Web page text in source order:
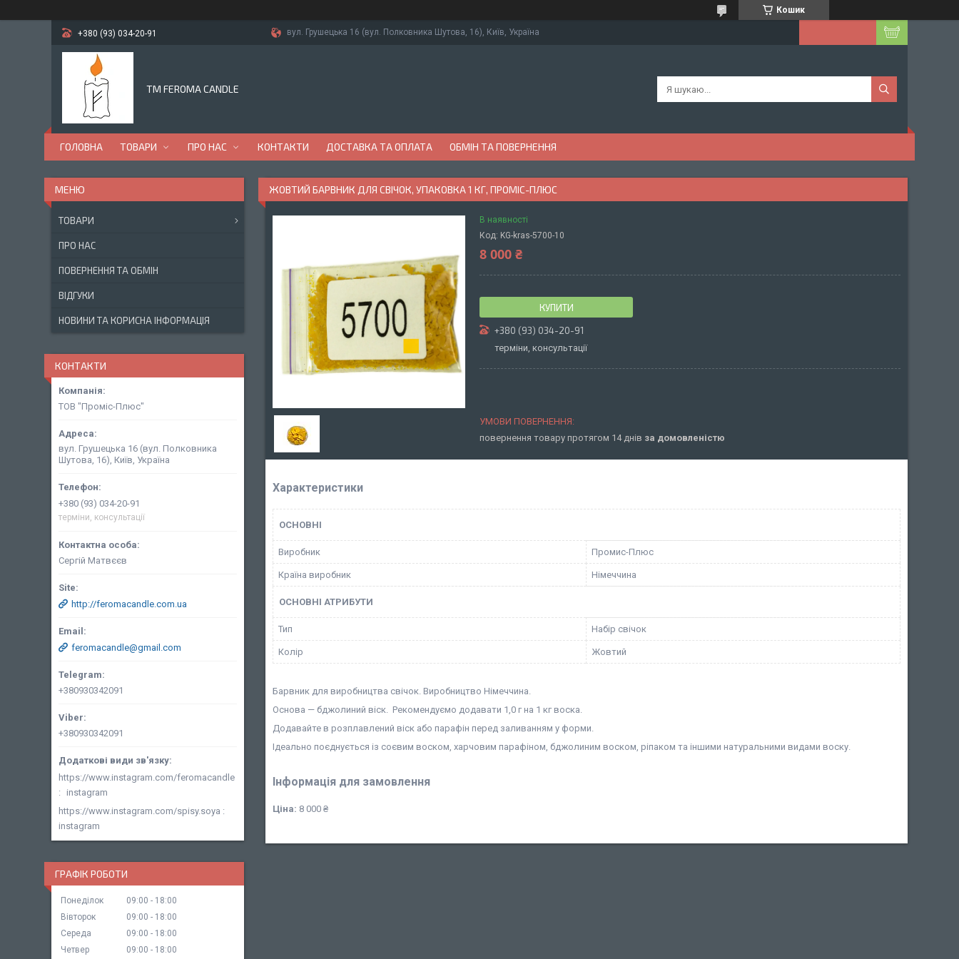
Кошик
+380 (93) 034-20-91 вул. Грушецька 16 (вул. Полковника Шутова, 16), Київ, Україна
TM FEROMA CANDLE
ГОЛОВНА ТОВАРИ ПРО НАС КОНТАКТИ ДОСТАВКА ТА ОПЛАТА ОБМІН ТА ПОВЕРНЕННЯ
ЖОВТИЙ БАРВНИК ДЛЯ СВІЧОК, УПАКОВКА 1 КГ, ПРОМІС-ПЛЮС
В наявності
Код: KG-kras-5700-10
8 000 ₴
КУПИТИ
+380 (93) 034-20-91
терміни, консультації
повернення товару протягом 14 днів за домовленістю
Характеристики
ОСНОВНІ
Виробник Промис-Плюс
Країна виробник Німеччина
ОСНОВНІ АТРИБУТИ
Тип Набір свічок
Колір Жовтий
Барвник для виробництва свічок. Виробництво Німеччина.
Основа — бджолиний віск. Рекомендуємо додавати 1,0 г на 1 кг воска.
Додавайте в розплавлений віск або парафін перед заливанням у форми.
Ідеально поєднується із соєвим воском, харчовим парафіном, бджолиним воском, ріпаком та іншими натуральними видами воску.
Інформація для замовлення
Ціна: 8 000 ₴
ТОВАРИ
ПРО НАС
ПОВЕРНЕННЯ ТА ОБМІН
ВІДГУКИ
НОВИНИ ТА КОРИСНА ІНФОРМАЦІЯ
КОНТАКТИ
ТОВ "Проміс-Плюс"
вул. Грушецька 16 (вул. Полковника
Шутова, 16), Київ, Україна
+380 (93) 034-20-91
терміни, консультації
Сергій Матвєєв
http://feromacandle.com.ua
feromacandle@gmail.com
+380930342091
+380930342091
https://www.instagram.com/feromacandle
instagram
https://www.instagram.com/spisy.soya
instagram
ГРАФІК РОБОТИ
Понеділок 09:00
18:00
Вівторок
09:00
18:00
Середа
09:00
18:00
Четвер
09:00 18:00